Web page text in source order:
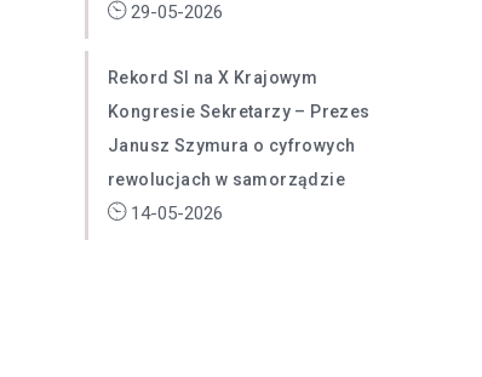
29-05-2026
Rekord SI na X Krajowym
Kongresie Sekretarzy – Prezes
Janusz Szymura o cyfrowych
rewolucjach w samorządzie
14-05-2026